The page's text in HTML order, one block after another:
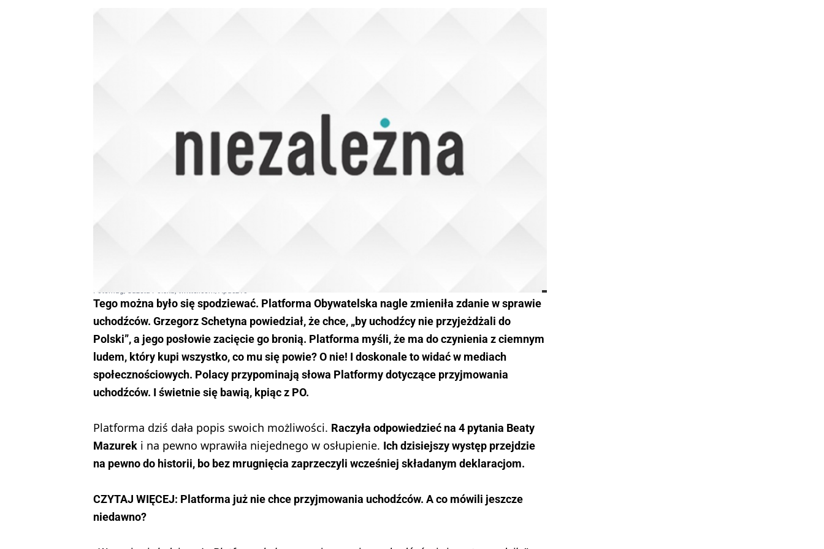
Tego można było się spodziewać. Platforma Obywatelska nagle zmieniła zdanie w sprawie
uchodźców. Grzegorz Schetyna powiedział, że chce, „by uchodźcy nie przyjeżdżali do
Polski”, a jego posłowie zacięcie go bronią. Platforma myśli, że ma do czynienia z ciemnym
ludem, który kupi wszystko, co mu się powie? O nie! I doskonale to widać w mediach
społecznościowych. Polacy przypominają słowa Platformy dotyczące przyjmowania
uchodźców. I świetnie się bawią, kpiąc z PO.
Platforma dziś dała popis swoich możliwości. Raczyła odpowiedzieć na 4 pytania Beaty
Mazurek i na pewno wprawiła niejednego w osłupienie. Ich dzisiejszy występ przejdzie
na pewno do historii, bo bez mrugnięcia zaprzeczyli wcześniej składanym deklaracjom.
CZYTAJ WIĘCEJ: Platforma już nie chce przyjmowania uchodźców. A co mówili jeszcze
niedawno?